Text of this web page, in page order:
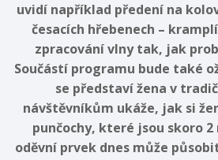
uvidí například předení na
česacích hřebenech –
zpracování vlny tak, jak
Součástí programu bude také
se představí žena v
návštěvníkům ukáže, jak si
punčochy, které jsou skoro
oděvní prvek dnes může